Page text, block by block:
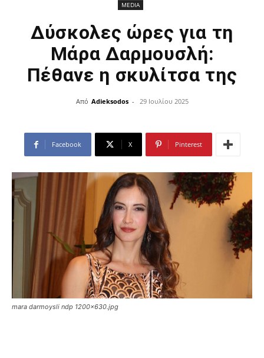
MEDIA
Δύσκολες ώρες για τη
Μάρα Δαρμουσλή:
Πέθανε η σκυλίτσα της
Από Adieksodos - 29 Ιουλίου 2025
Facebook X Pinterest
mara darmoysli ndp 1200x630.jpg